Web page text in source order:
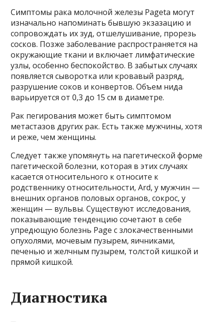
Симптомы рака молочной железы Pageta могут
изначально напоминать бывшую экзазацию и
сопровождать их зуд, отшелушивание, прорезь
сосков. Позже заболевание распространяется на
окружающие ткани и включает лимфатические
узлы, особенно беспокойство. В забытых случаях
появляется сыворотка или кровавый разряд,
разрушение соков и конвертов. Объем нида
варьируется от 0,3 до 15 см в диаметре.
Рак пегирования может быть симптомом
метастазов других рак. Есть также мужчины, хотя
и реже, чем женщины.
Следует также упомянуть на пагетической форме
пагетической болезни, которая в этих случаях
касается относительного к относите к
родственнику относительности, Ard, у мужчин —
внешних органов половых органов, сокрос, у
женщин — вульвы. Существуют исследования,
показывающие тенденцию сочетают в себе
упредющую болезнь Page с злокачественными
опухолями, мочевым пузырем, яичниками,
печенью и желчным пузырем, толстой кишкой и
прямой кишкой.
Диагностика